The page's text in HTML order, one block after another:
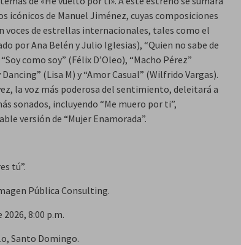
icónicos de Manuel Jiménez, cuyas composiciones
voces de estrellas internacionales, tales como el
por Ana Belén y Julio Iglesias), “Quien no sabe de
como soy” (Félix D’Oleo), “Macho Pérez”
(Lisa M) y “Amor Casual” (Wilfrido Vargas).
la voz más poderosa del sentimiento, deleitará a
sonados, incluyendo “Me muero por ti”,
versión de “Mujer Enamorada”.
tú”.
Pública Consulting.
8:00 p.m.
Santo Domingo.